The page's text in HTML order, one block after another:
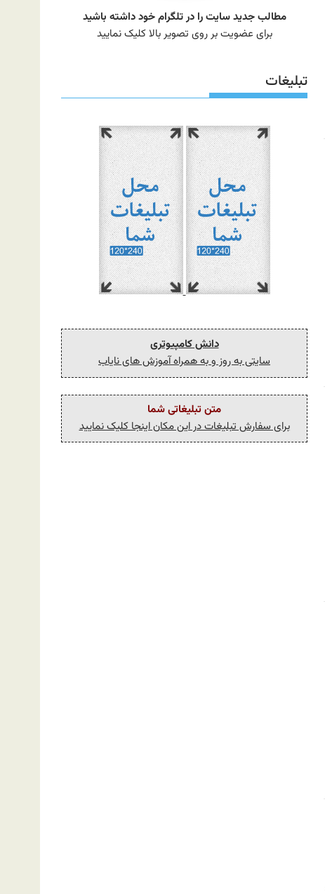
مطالب جدید سایت را در تلگرام خود داشته باشید
برای عضویت بر روی تصویر بالا کلیک نمایید
تبلیغات
دانش کامپیوتری
سایتی به روز و به همراه آموزش های نایاب
متن تبلیغاتی شما
برای سفارش تبلیغات در این مکان اینجا کلیک نمایید